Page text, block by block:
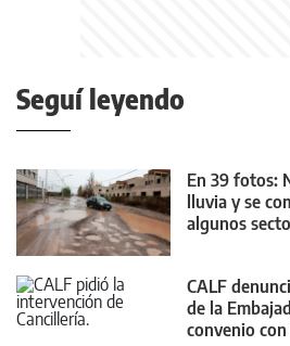
Seguí leyendo
En 39 fotos:
lluvia y se
algunos
CALF
de la
convenio